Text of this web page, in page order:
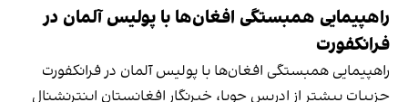
راهپیمایی همبستگی افغان‌ها با پولیس آلمان در
فرانکفورت
راهپیمایی همبستگی افغان‌ها با پولیس آلمان در فرانکفورت
جزییات بیشتر از ادریس جویا، خبرنگار افغانستان اینترنشنال